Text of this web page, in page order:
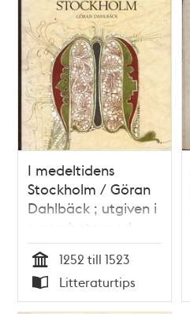
I medeltidens
Stockholm / Göran
Dahlbäck ; utgiven i
samarbete med
Stockholms
medeltidsmuseum
Tid
1252 till 1523
Typ
Litteraturtips